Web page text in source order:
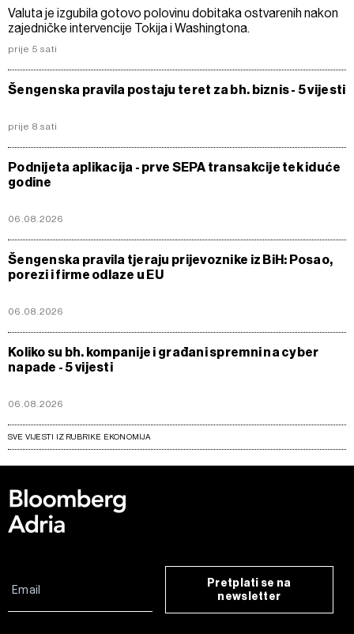
Valuta je izgubila gotovo polovinu dobitaka ostvarenih nakon
zajedničke intervencije Tokija i Washingtona.
prije 5 sati
Šengenska pravila postaju teret za bh. biznis - 5 vijesti
prije 8 sati
Podnijeta aplikacija - prve SEPA transakcije tek iduće
godine
06.08.2026
Šengenska pravila tjeraju prijevoznike iz BiH: Posao,
porezi i firme odlaze u EU
06.08.2026
Koliko su bh. kompanije i građani spremni na cyber
napade - 5 vijesti
06.08.2026
SVE VIJESTI IZ RUBRIKE EKONOMIJA
Pretplati se na
newsletter